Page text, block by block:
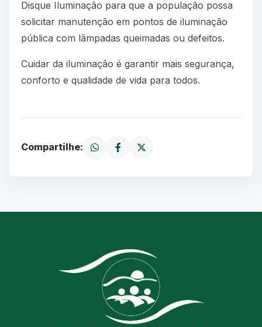
Disque Iluminação para que a população possa
solicitar manutenção em pontos de iluminação
pública com lâmpadas queimadas ou defeitos.
Cuidar da iluminação é garantir mais segurança,
conforto e qualidade de vida para todos.
Compartilhe: